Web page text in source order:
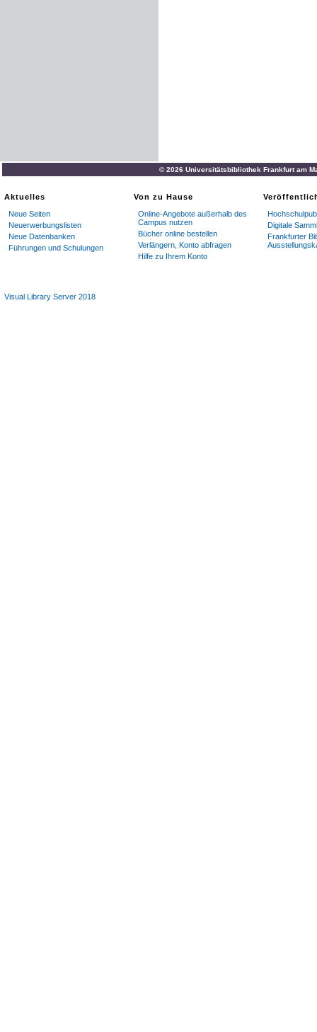
© 2026 Universitätsbibliothek Frankfurt am
Aktuelles
Neue Seiten
Neuerwerbungslisten
Neue Datenbanken
Führungen und Schulungen
Von zu Hause
Online-Angebote außerhalb des
Campus nutzen
Bücher online bestellen
Verlängern, Konto abfragen
Hilfe zu Ihrem Konto
Digitale
Frankfurter
Visual Library Server 2018